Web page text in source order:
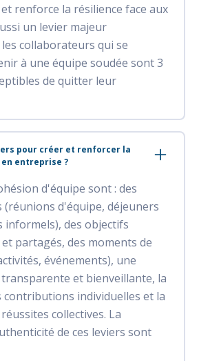
renforce la résilience face aux
un levier majeur
collaborateurs qui se
à une équipe soudée sont 3
de quitter leur
pour créer et renforcer la
entreprise ?
d'équipe sont : des
d'équipe, déjeuners
informels), des objectifs
partagés, des moments de
événements), une
et bienveillante, la
contributions individuelles et la
collectives. La
de ces leviers sont